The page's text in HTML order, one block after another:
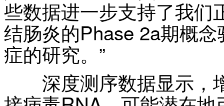
些数据进一步支持了我们
结肠炎的Phase 2a期概
症的研究。”
深度测序数据显示，